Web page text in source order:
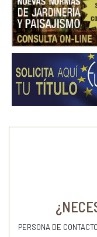
PERSONA DE CONTACTO